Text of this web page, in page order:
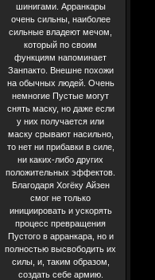
шинигами. Арранкары
очень сильны, наиболее
сильные владеют мечом,
который по своим
функциям напоминает
Занпакто. Внешне похожи
на обычных людей. Очень
немногие Пустые могут
снять маску, но даже если
у них получается или
маску срывают насильно,
то нет ни прибавки в силе,
ни каких-либо других
положительных эффектов.
Благодаря Хогёку Айзен
смог не только
инициировать и ускорять
процесс превращения
Пустого в арранкара, но и
полностью высвободить их
силы, и, таким образом,
создать себе армию.